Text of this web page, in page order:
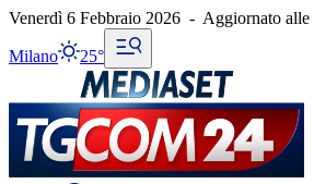
Venerdì 6 Febbraio 2026 - Aggiornato alle
Milano 25°